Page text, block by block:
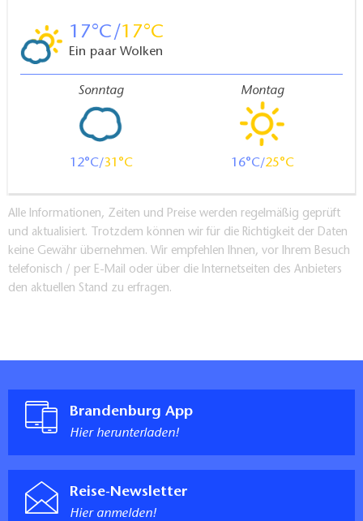
17 17
Ein paar Wolken
Sonntag
12 31
Montag
16 25
Alle Informationen, Zeiten und Preise werden regelmäßig geprüft
und aktualisiert. Trotzdem können wir für die Richtigkeit der Daten
keine Gewähr übernehmen. Wir empfehlen Ihnen, vor Ihrem Besuch
telefonisch / per E-Mail oder über die Internetseiten des Anbieters
den aktuellen Stand zu erfragen.
Brandenburg App
Hier herunterladen!
Reise-Newsletter
Hier anmelden!